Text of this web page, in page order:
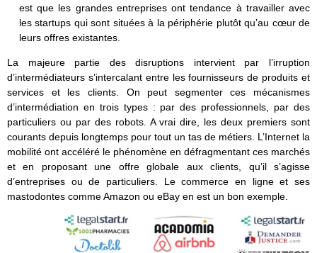
est que les grandes entreprises ont tendance à travailler avec
les startups qui sont situées à la périphérie plutôt qu’au cœur de
leurs offres existantes.
La majeure partie des disruptions intervient par l’irruption
d’intermédiateurs s’intercalant entre les fournisseurs de produits et
services et les clients. On peut segmenter ces mécanismes
d’intermédiation en trois types : par des professionnels, par des
particuliers ou par des robots. A vrai dire, les deux premiers sont
courants depuis longtemps pour tout un tas de métiers. L’Internet la
mobilité ont accéléré le phénomène en défragmentant ces marchés
et en proposant une offre globale aux clients, qu’il s’agisse
d’entreprises ou de particuliers. Le commerce en ligne et ses
mastodontes comme Amazon ou eBay en est un bon exemple.